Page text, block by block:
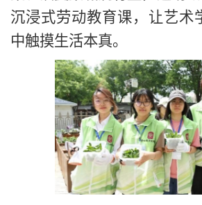
沉浸式劳动教育课，让艺术
中触摸生活本真。